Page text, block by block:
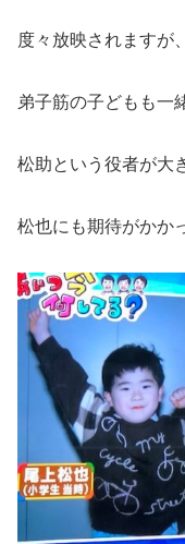
度々放映されますが
弟子筋の子どもも一
松助という役者が大
松也にも期待がかか